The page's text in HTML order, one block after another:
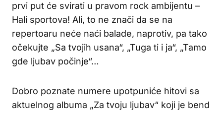
prvi put će svirati u pravom rock ambijentu –
Hali sportova! Ali, to ne znači da se na
repertoaru neće naći balade, naprotiv, pa tako
očekujte „Sa tvojih usana“, „Tuga ti i ja“, „Tamo
gde ljubav počinje“…
Dobro poznate numere upotpuniće hitovi sa
aktuelnog albuma „Za tvoju ljubav“ koji je bend